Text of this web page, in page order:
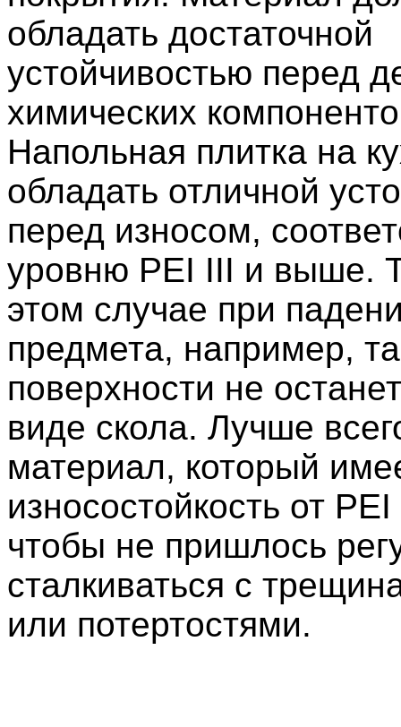
обладать достаточной
устойчивостью перед
химических
Напольная плитка на
обладать отличной
перед износом,
уровню PEI III и выше.
этом случае при
предмета, например,
поверхности не
виде скола. Лучше
материал, который
износостойкость от
чтобы не пришлось
сталкиваться с
или потертостями.